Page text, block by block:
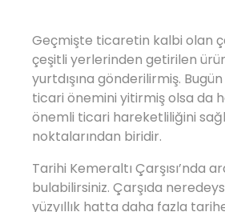
Geçmişte ticaretin kalbi olan
çeşitli yerlerinden getirilen
yurtdışına gönderilirmiş.
ticari önemini yitirmiş olsa da
önemli ticari hareketliliğini
noktalarından biridir.
Tarihi Kemeraltı Çarşısı’nda
bulabilirsiniz. Çarşıda
yüzyıllık hatta daha fazla